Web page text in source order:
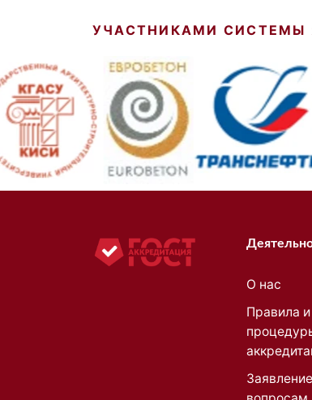
УЧАСТНИКАМИ СИСТЕМЫ
О нас
Правила и